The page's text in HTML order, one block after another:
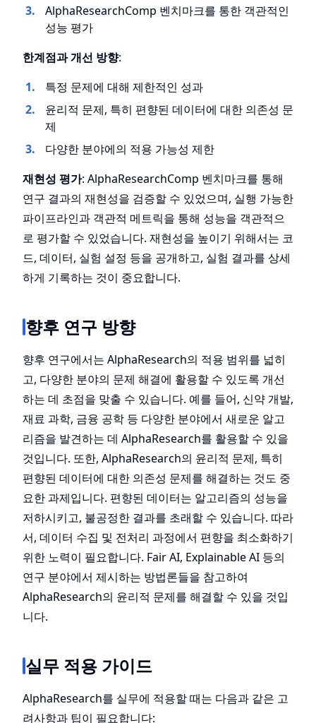
AlphaResearchComp 벤치마크를 통한 객관적인
성능 평가
한계점과 개선 방향:
특정 문제에 대해 제한적인 성과
윤리적 문제, 특히 편향된 데이터에 대한 의존성 문
제
다양한 분야에의 적용 가능성 제한
재현성 평가: AlphaResearchComp 벤치마크를 통해
연구 결과의 재현성을 검증할 수 있었으며, 실행 가능한
파이프라인과 객관적 메트릭을 통해 성능을 객관적으
로 평가할 수 있었습니다. 재현성을 높이기 위해서는 코
드, 데이터, 실험 설정 등을 공개하고, 실험 결과를 상세
하게 기록하는 것이 중요합니다.
향후 연구 방향
향후 연구에서는 AlphaResearch의 적용 범위를 넓히
고, 다양한 분야의 문제 해결에 활용할 수 있도록 개선
하는 데 초점을 맞출 수 있습니다. 예를 들어, 신약 개발,
재료 과학, 금융 공학 등 다양한 분야에서 새로운 알고
리즘을 발견하는 데 AlphaResearch를 활용할 수 있을
것입니다. 또한, AlphaResearch의 윤리적 문제, 특히
편향된 데이터에 대한 의존성 문제를 해결하는 것도 중
요한 과제입니다. 편향된 데이터는 알고리즘의 성능을
저하시키고, 불공정한 결과를 초래할 수 있습니다. 따라
서, 데이터 수집 및 전처리 과정에서 편향을 최소화하기
위한 노력이 필요합니다. Fair AI, Explainable AI 등의
연구 분야에서 제시하는 방법론들을 참고하여
AlphaResearch의 윤리적 문제를 해결할 수 있을 것입
니다.
실무 적용 가이드
AlphaResearch를 실무에 적용할 때는 다음과 같은 고
려사항과 팁이 필요합니다: